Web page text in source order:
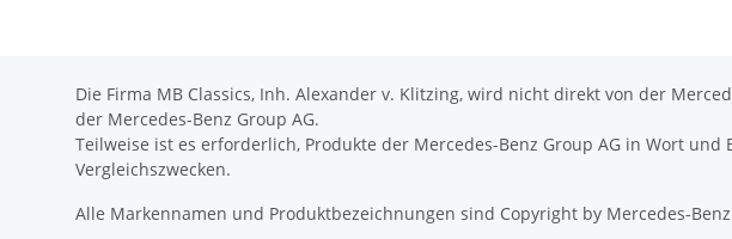
Die Firma MB Classics, Inh. Alexander v. Klitzing, wird nicht direkt von der
der Mercedes-Benz Group AG.
Teilweise ist es erforderlich, Produkte der Mercedes-Benz Group AG in Wort
Vergleichszwecken.
Alle Markennamen und Produktbezeichnungen sind Copyright by Mercedes-Benz